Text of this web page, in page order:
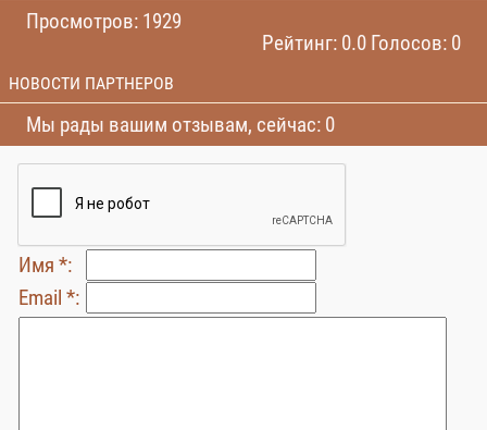
Просмотров: 1929
Рейтинг: 0.0 Голосов: 0
НОВОСТИ ПАРТНЕРОВ
Мы рады вашим отзывам, сейчас: 0
Имя *:
Email *: